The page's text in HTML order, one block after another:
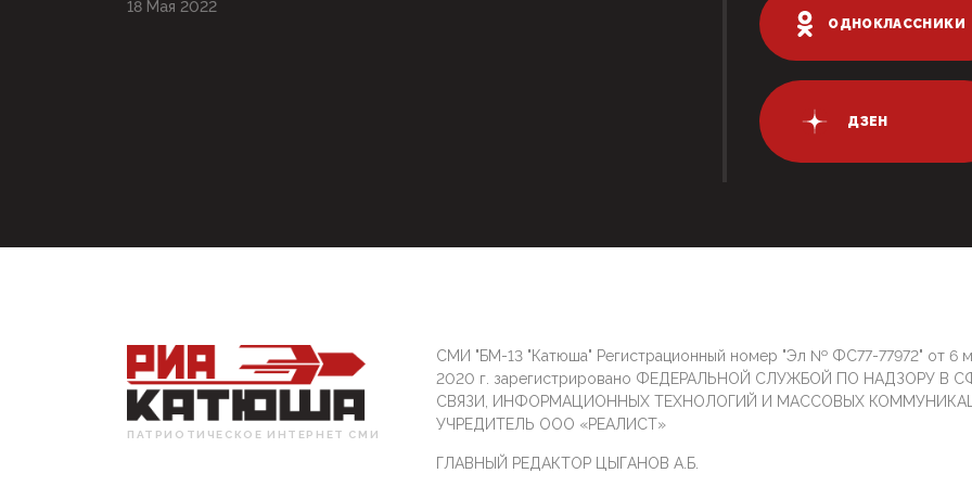
18 Мая 2022
ОДНОКЛАССНИКИ
ДЗЕН
ПАТРИОТИЧЕСКОЕ ИНТЕРНЕТ СМИ
СМИ "БМ-13 "Катюша" Регистрационный номер "Эл № ФС77-77972" от 6
2020 г. зарегистрировано ФЕДЕРАЛЬНОЙ СЛУЖБОЙ ПО НАДЗОРУ В
СВЯЗИ, ИНФОРМАЦИОННЫХ ТЕХНОЛОГИЙ И МАССОВЫХ
УЧРЕДИТЕЛЬ ООО «РЕАЛИСТ»
ГЛАВНЫЙ РЕДАКТОР ЦЫГАНОВ А.Б.